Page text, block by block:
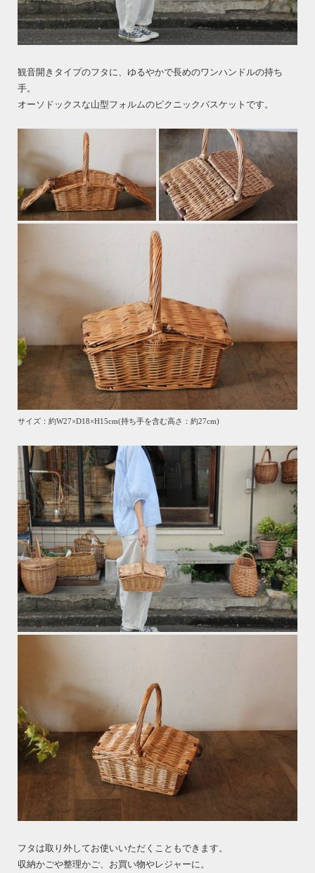
観音開きタイプのフタに、ゆるやかで長めのワンハンドルの持ち
手。
オーソドックスな山型フォルムのピクニックバスケットです。
サイズ：約W27×D18×H15cm(持ち手を含む高さ：約27cm)
フタは取り外してお使いいただくこともできます。
収納かごや整理かご、お買い物やレジャーに。